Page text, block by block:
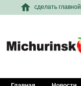
сделать главной